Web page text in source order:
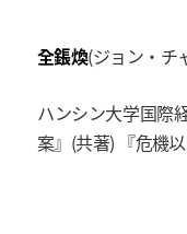
全鋹煥(ジョン・チ
ハンシン大学国際
案』(共著) 『危機